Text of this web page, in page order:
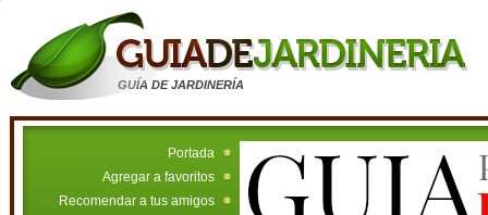
GUÍA DE JARDINERÍA
Portada
Agregar a favoritos
Recomendar a tus amigos